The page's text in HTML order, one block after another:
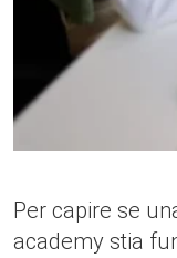
Per capire se
academy stia